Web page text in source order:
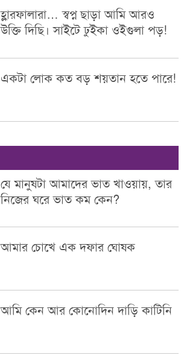
হ্লারফালারা… স্বপ্ন ছাড়া আমি আরও
উক্তি দিছি। সাইটে ঢুইকা ওইগুলা পড়!
একটা লোক কত বড় শয়তান হতে পারে!
যে মানুষটা আমাদের ভাত খাওয়ায়, তার
নিজের ঘরে ভাত কম কেন?
আমার চোখে এক দফার ঘোষক
আমি কেন আর কোনোদিন দাড়ি কাটিনি